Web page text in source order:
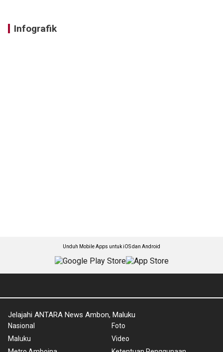
Infografik
Unduh Mobile Apps untuk iOS dan Android
Jelajahi ANTARA News Ambon, Maluku
Nasional
Maluku
Foto
Video